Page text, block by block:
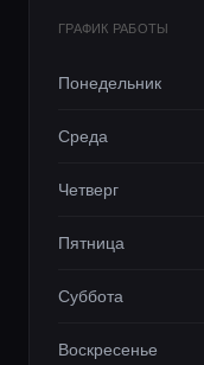
ГРАФИК РАБОТЫ
Понедельник
Среда
Четверг
Пятница
Суббота
Воскресенье